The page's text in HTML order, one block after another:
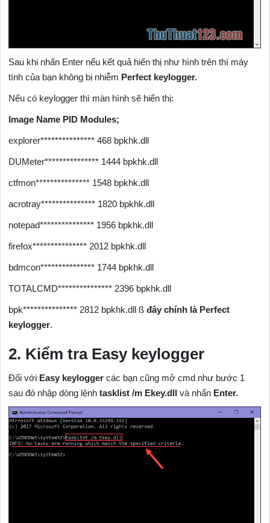
Sau khi nhấn Enter nếu kết quả hiển thị như hình trên thì máy
tính của bạn không bị nhiễm Perfect keylogger.
Nếu có keylogger thì màn hình sẽ hiển thị:
Image Name PID Modules;
explorer*************** 468 bpkhk.dll
DUMeter*************** 1444 bpkhk.dll
ctfmon*************** 1548 bpkhk.dll
acrotray*************** 1820 bpkhk.dll
notepad*************** 1956 bpkhk.dll
firefox*************** 2012 bpkhk.dll
bdmcon*************** 1744 bpkhk.dll
TOTALCMD*************** 2396 bpkhk.dll
bpk*************** 2812 bpkhk.dll ßđây chính là Perfect
keylogger.
2. Kiểm tra Easy keylogger
Đối với Easy keylogger các bạn cũng mở cmd như bước 1
sau đó nhập dòng lệnhtasklist /m Ekey.dllvà nhấn Enter.